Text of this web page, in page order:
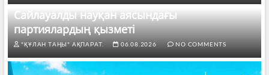
Сайлауалды науқан аясындағы
партиялардың қызметі
"ҚҰЛАН ТАҢЫ" АҚПАРАТ. 06.08.2026 NO COMMENTS